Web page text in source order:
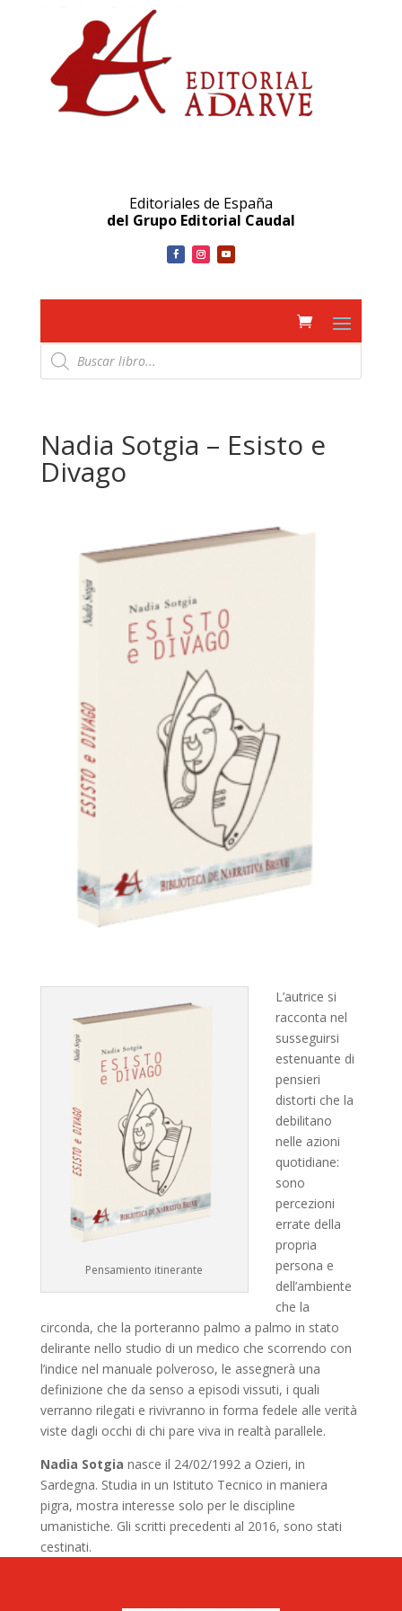
Editoriales de España
del Grupo Editorial Caudal
Búsqueda
de
productos
Nadia Sotgia – Esisto e
Divago
Pensamiento itinerante
L’autrice si
racconta nel
susseguirsi
estenuante di
pensieri
distorti che la
debilitano
nelle azioni
quotidiane:
sono
percezioni
errate della
propria
persona e
dell’ambiente
che la
circonda, che la porteranno palmo a palmo in stato
delirante nello studio di un medico che scorrendo con
l’indice nel manuale polveroso, le assegnerà una
definizione che da senso a episodi vissuti, i quali
verranno rilegati e rivivranno in forma fedele alle verità
viste dagli occhi di chi pare viva in realtà parallele.
Nadia Sotgia nasce il 24/02/1992 a Ozieri, in
Sardegna. Studia in un Istituto Tecnico in maniera
pigra, mostra interesse solo per le discipline
umanistiche. Gli scritti precedenti al 2016, sono stati
cestinati.